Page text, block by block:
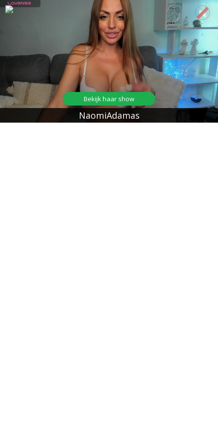
NaomiAdamas
Bekijk haar show